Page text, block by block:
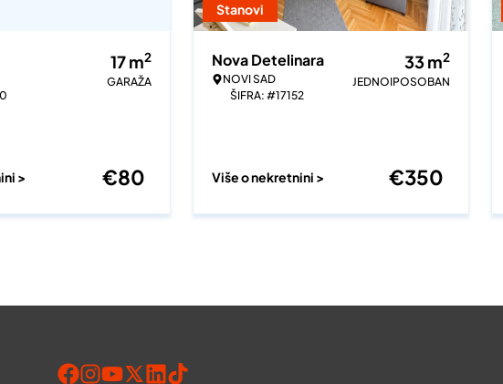
17m2
GARAŽA
> €80
Stanovi
Nova Detelinara
NOVI SAD
ŠIFRA: #17152
33 m2
JEDNOIPOSOBAN
Više o nekretnini > €350